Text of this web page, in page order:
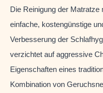
Die Reinigung der
einfache, kostengünstige
Verbesserung der
verzichtet auf aggressive
Eigenschaften eines
Kombination von